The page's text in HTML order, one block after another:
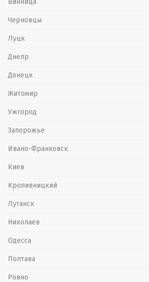
Черновцы
Луцк
Днепр
Донецк
Житомир
Ужгород
Запорожье
Ивано-Франковск
Киев
Кропивницкий
Луганск
Николаев
Одесса
Полтава
Ровно